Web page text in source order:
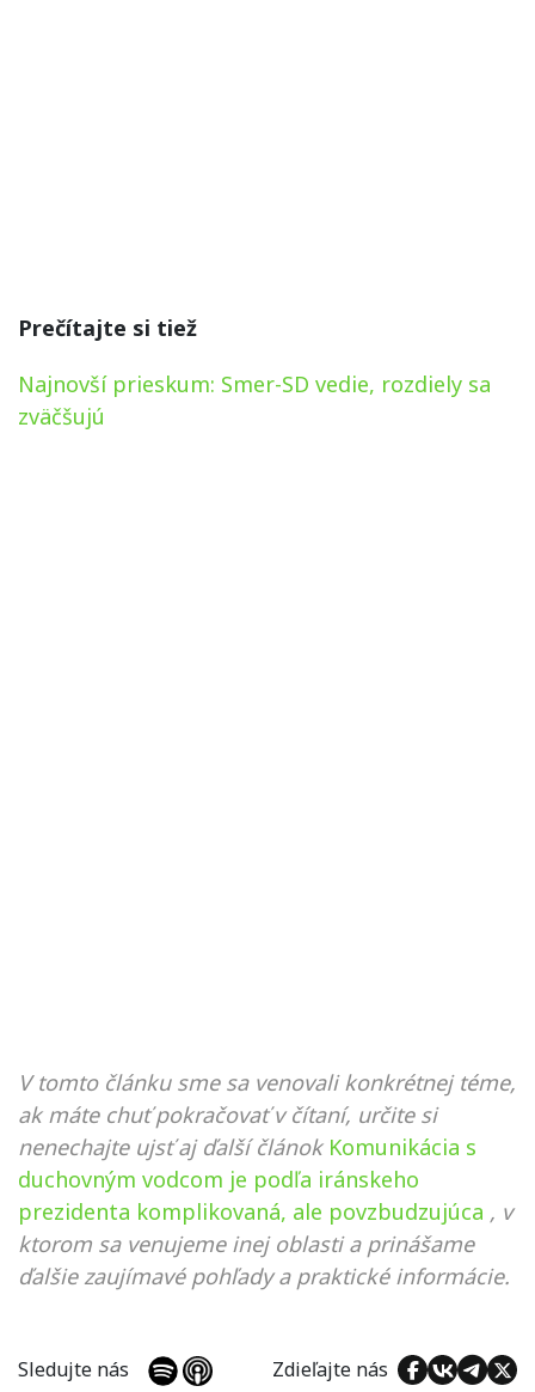
Prečítajte si tiež
Najnovší prieskum: Smer-SD vedie, rozdiely sa
zväčšujú
V tomto článku sme sa venovali konkrétnej téme,
ak máte chuť pokračovať v čítaní, určite si
nenechajte ujsť aj ďalší článok Komunikácia s
duchovným vodcom je podľa iránskeho
prezidenta komplikovaná, ale povzbudzujúca , v
ktorom sa venujeme inej oblasti a prinášame
ďalšie zaujímavé pohľady a praktické informácie.
Sledujte nás Zdieľajte nás